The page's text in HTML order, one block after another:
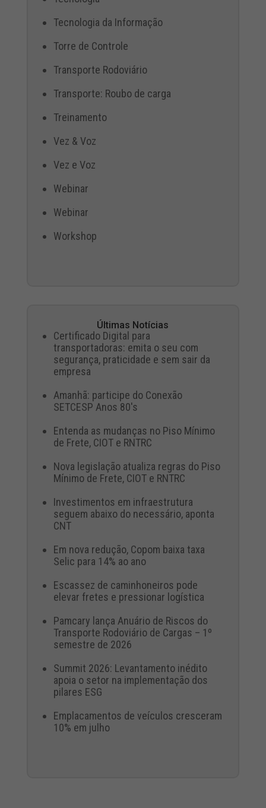
Tecnologia da Informação
Torre de Controle
Transporte Rodoviário
Transporte: Roubo de carga
Treinamento
Vez & Voz
Vez e Voz
Webinar
Webinar
Workshop
Últimas Notícias
Certificado Digital para
transportadoras: emita o seu com
segurança, praticidade e sem sair da
empresa
Amanhã: participe do Conexão
SETCESP Anos 80's
Entenda as mudanças no Piso Mínimo
de Frete, CIOT e RNTRC
Nova legislação atualiza regras do Piso
Mínimo de Frete, CIOT e RNTRC
Investimentos em infraestrutura
seguem abaixo do necessário, aponta
CNT
Em nova redução, Copom baixa taxa
Selic para 14% ao ano
Escassez de caminhoneiros pode
elevar fretes e pressionar logística
Pamcary lança Anuário de Riscos do
Transporte Rodoviário de Cargas – 1º
semestre de 2026
Summit 2026: Levantamento inédito
apoia o setor na implementação dos
pilares ESG
Emplacamentos de veículos cresceram
10% em julho